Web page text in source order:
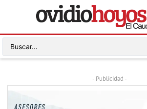
- Publicidad -